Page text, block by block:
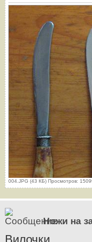
004.JPG (43 КБ) Просмотров:
Ножи на
Вилочки